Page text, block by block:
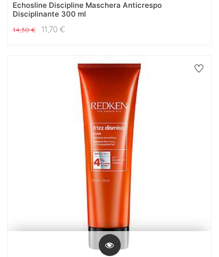
Echosline Discipline Maschera Anticrespo
Disciplinante 300 ml
14,30€ 11,70 €